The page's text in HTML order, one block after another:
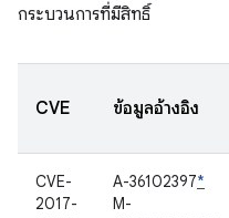
กระบวนการที่มีสิทธิ์
CVE ข้อมูลอ้างอิง
CVE-
2017-
A-36102397*
M-